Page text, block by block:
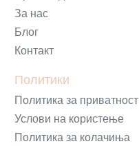
За нас
Блог
Контакт
Политики
Политика за приватност
Услови на користење
Политика за колачиња